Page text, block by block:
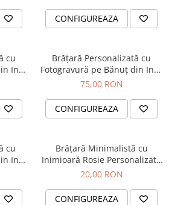
CONFIGUREAZA
cu
Inox
Brățară Personalizată cu
Fotogravură pe Bănuț din Inox
Argintiu 304 și Onix Negru
75,00 RON
CONFIGUREAZA
cu
Inox
Brățară Minimalistă cu
Inimioară Rosie Personalizată
din Inox Auriu IP, Waterproof
20,00 RON
CONFIGUREAZA